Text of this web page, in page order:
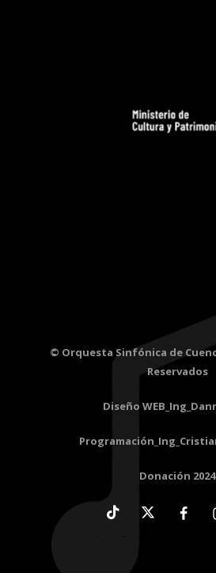
© Orquesta Sinfónica de
Reservados
Diseño
Donación 2024